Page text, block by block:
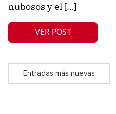
nubosos y el […]
VER POST
Entradas más nuevas